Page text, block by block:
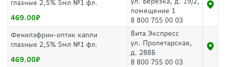
глазные 2,5% 5мл №1 фл.
469.00
помещение 1
8 800 755 00 03
Фенилэфрин-оптик капли
глазные 2,5% 5мл №1 фл.
469.00
Вита Экспресс
ул. Пролетарская,
д. 288Б
8 800 755 00 03